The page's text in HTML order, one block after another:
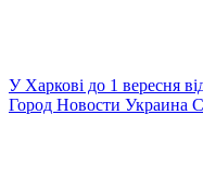
У Харкові до 1 вересня
Город Новости Украина